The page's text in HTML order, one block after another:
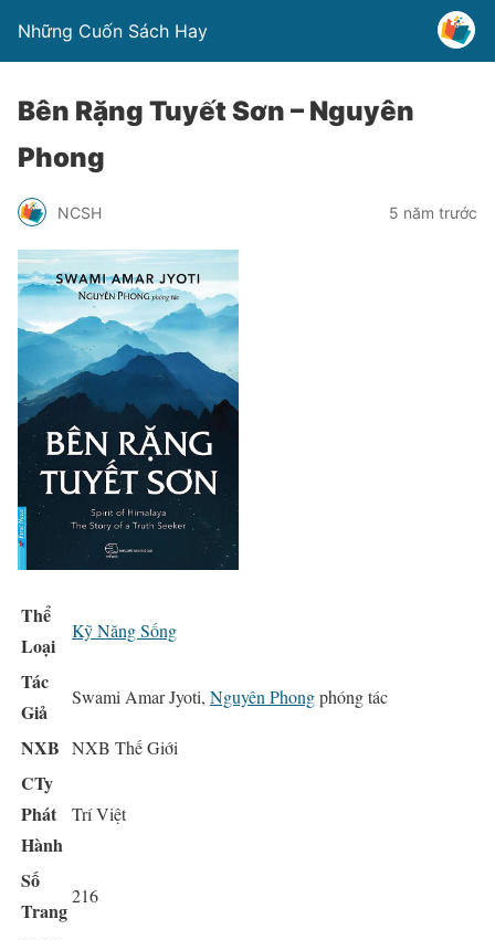
Những Cuốn Sách Hay
Bên Rặng Tuyết Sơn – Nguyên
Phong
NCSH 5 năm trước
Thể
Loại
Kỹ Năng Sống
Tác
Giả
Swami Amar Jyoti, Nguyên Phongphóng tác
NXB NXB Thế Giới
CTy
Phát
Hành
Trí Việt
Số
Trang
216